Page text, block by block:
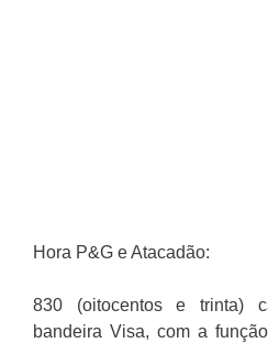
Hora P&G e Atacadão:
830 (oitocentos e trinta)
bandeira Visa, com a